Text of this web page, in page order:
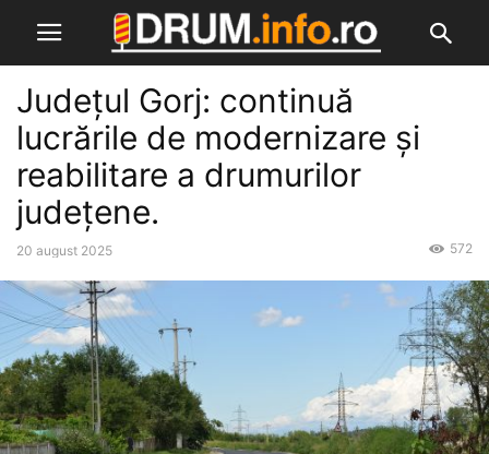
Județul Gorj: continuă
lucrările de modernizare și
reabilitare a drumurilor
județene.
20 august 2025 572